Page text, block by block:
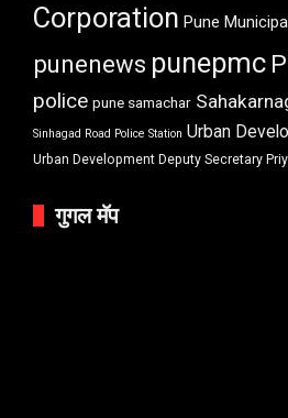
Corporation Pune
punenews punepmc
police pune samachar
Sinhagad Road Police Station Urban
Urban Development Deputy Secretary
गुगल मॅप